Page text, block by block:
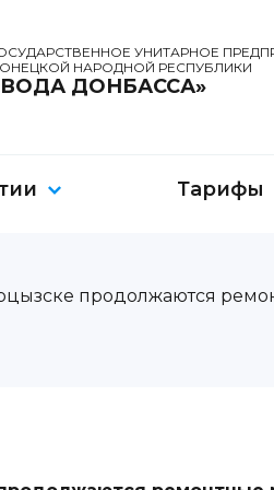
УНИТАРНОЕ
НАРОДНОЙ РЕСПУБЛИКИ
ДОНБАССА»
Тарифы
продолжаются